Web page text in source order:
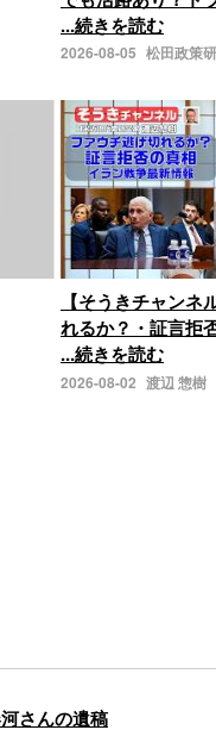
...続きを読む
2026-08-05 松田政策
【そうきチャンネ
れるか？・証言拒
...続きを読む
2026-08-02 渡辺 惣樹